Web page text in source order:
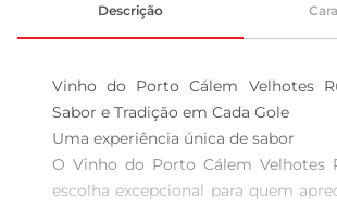
Descrição
Vinho do Porto Cálem Velhotes
Sabor e Tradição em Cada Gole
Uma experiência única de sabor
O Vinho do Porto Cálem Velhotes
escolha excepcional para quem